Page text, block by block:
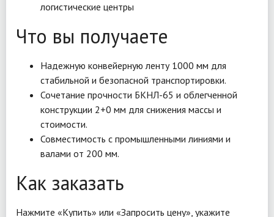
логистические центры
Что вы получаете
Надежную конвейерную ленту 1000 мм для
стабильной и безопасной транспортировки.
Сочетание прочности БКНЛ-65 и облегченной
конструкции 2+0 мм для снижения массы и
стоимости.
Совместимость с промышленными линиями и
валами от 200 мм.
Как заказать
Нажмите «Купить» или «Запросить цену», укажите